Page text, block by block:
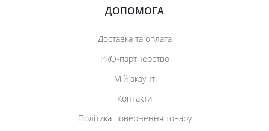
ДОПОМОГА
Доставка та оплата
PRO-партнерство
Мій акаунт
Контакти
Політика повернення товару